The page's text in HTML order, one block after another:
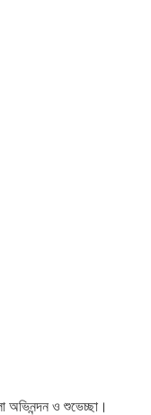
অভিনন্দন ও শুভেচ্ছা।